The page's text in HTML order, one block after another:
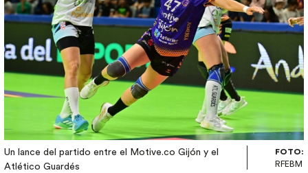
Un lance del partido entre el Motive.co Gijón y el
Atlético Guardés
FOTO:
RFEBM